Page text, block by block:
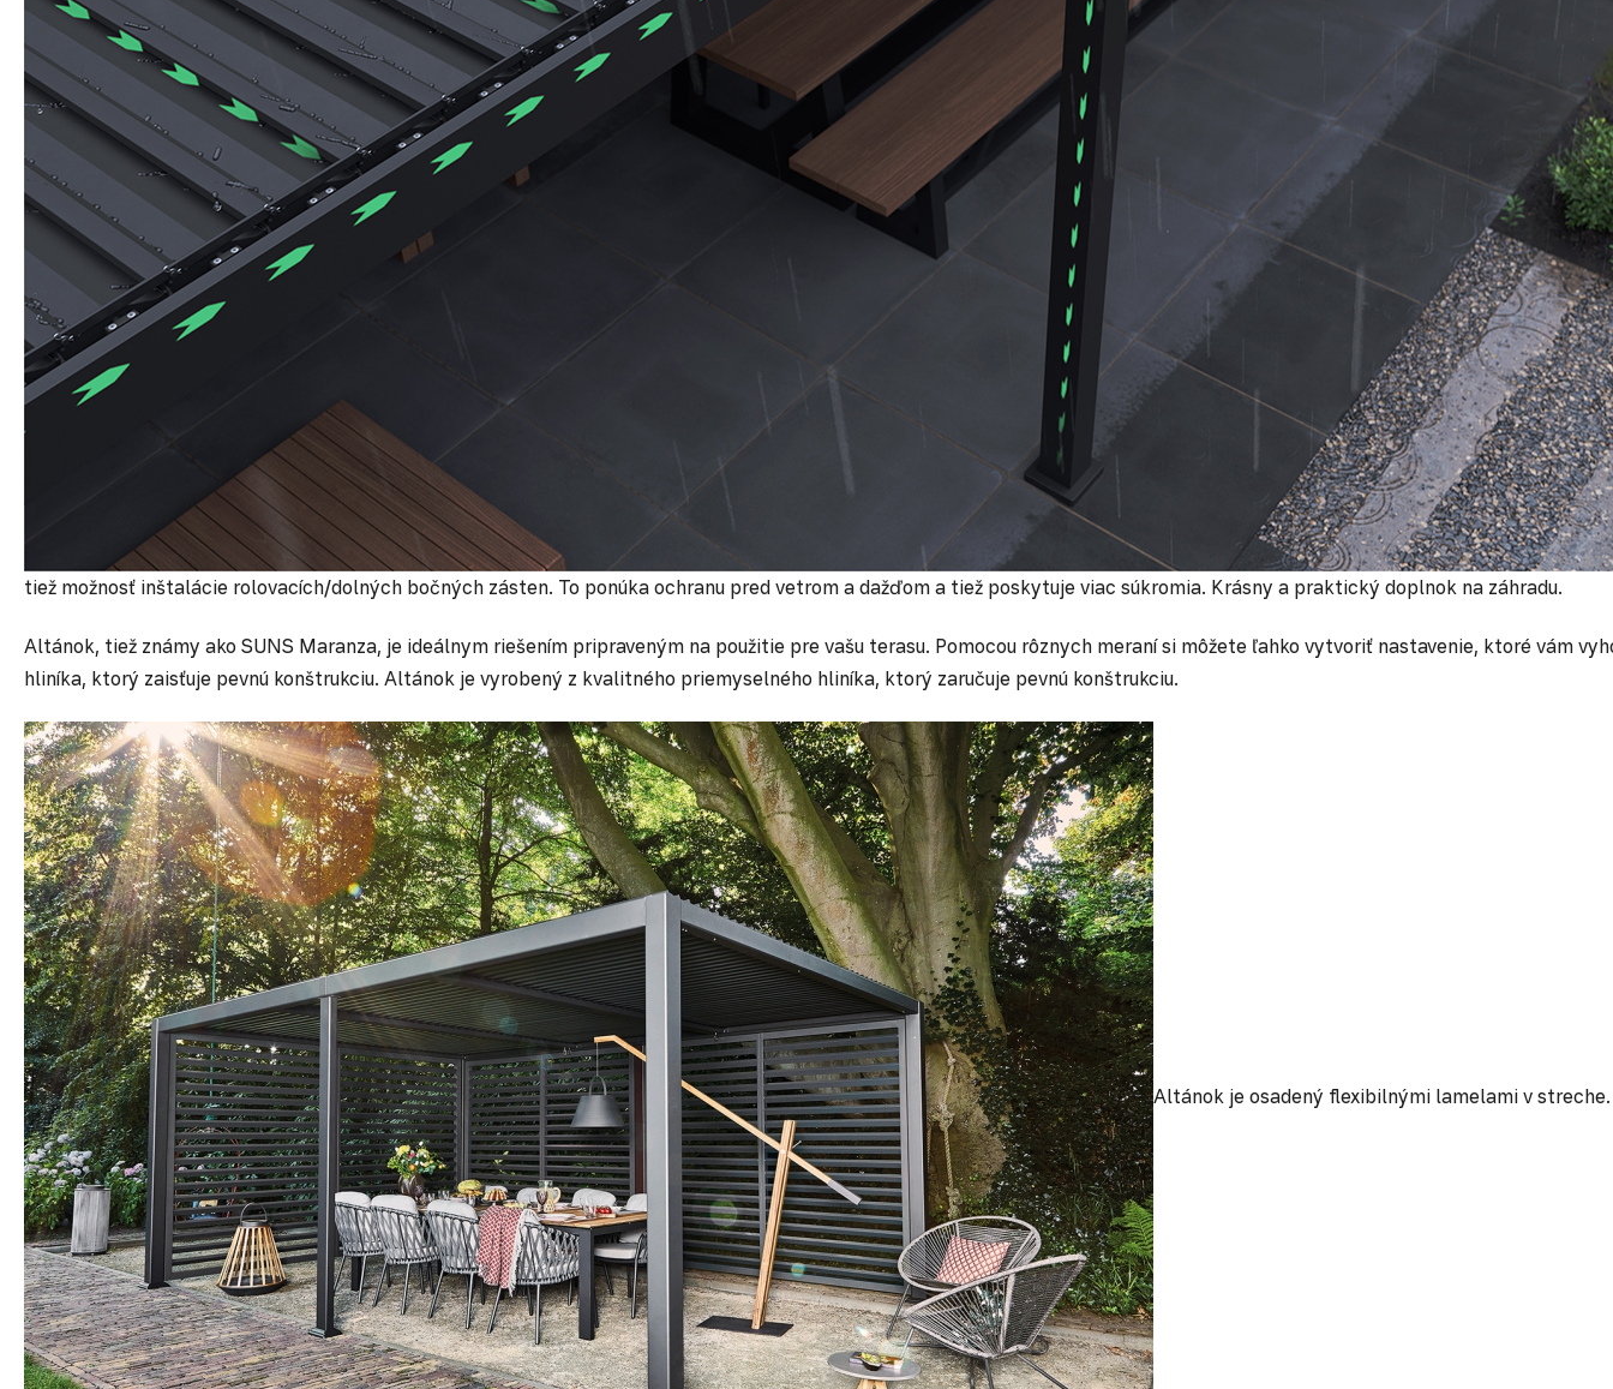
tiež možnosť inštalácie rolovacích/dolných bočných zásten. To ponúka ochranu pred vetrom a dažďom a tiež poskytuje viac súkromia. Krásny a praktický doplnok na záhradu.
Altánok, tiež známy ako SUNS Maranza, je ideálnym riešením pripraveným na použitie pre vašu terasu. Pomocou rôznych meraní si môžete ľahko vytvoriť nastavenie, ktoré vám
hliníka, ktorý zaisťuje pevnú konštrukciu. Altánok je vyrobený z kvalitného priemyselného hliníka, ktorý zaručuje pevnú konštrukciu.
Altánok je osadený flexibilnými lamelami v